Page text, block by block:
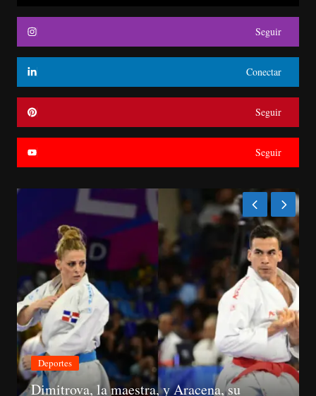
Seguir
Conectar
Seguir
Seguir
Económica